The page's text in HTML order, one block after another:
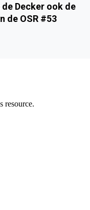
Decker ook de
de OSR #53